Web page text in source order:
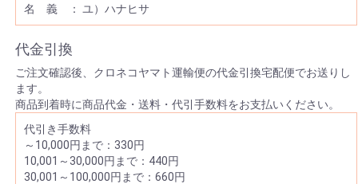
名 義 ： ユ）ハナヒサ
代金引換
ご注文確認後、クロネコヤマト運輸便の代金引換宅配便でお送りし
ます。
商品到着時に商品代金・送料・代引手数料をお支払いください。
代引き手数料
～10,000円まで：330円
10,001～30,000円まで：440円
30,001～100,000円まで：660円